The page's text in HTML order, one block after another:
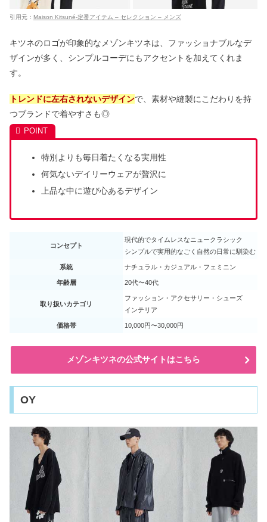
引用元： Maison Kitsuné-定番アイテム – セレクション – メンズ
キツネのロゴが印象的なメゾンキツネは、ファッショナブルなデ
ザインが多く、シンプルコーデにもアクセントを加えてくれま
す。
トレンドに左右されないデザインで、素材や縫製にこだわりを持
つブランドで着やすさも◎
特別よりも毎日着たくなる実用性
何気ないデイリーウェアが贅沢に
上品な中に遊び心あるデザイン
コンセプト
現代的でタイムレスなニュークラシック
シンプルで実用的なごく自然の日常に馴染む
系統 ナチュラル・カジュアル・フェミニン
年齢層 20代〜40代
取り扱いカテゴリ
ファッション・アクセサリー・シューズ
インテリア
価格帯 10,000円〜30,000円
メゾンキツネの公式サイトはこちら
OY